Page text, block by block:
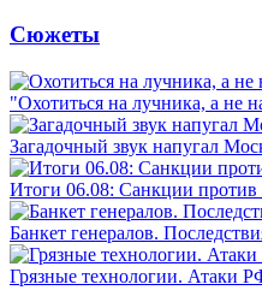
Сюжеты
"Охотиться на лучника, а не
Загадочный звук напугал
Итоги 06.08: Санкции
Банкет генералов.
Грязные технологии. Атаки